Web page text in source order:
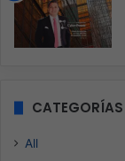
CATEGORÍAS
All